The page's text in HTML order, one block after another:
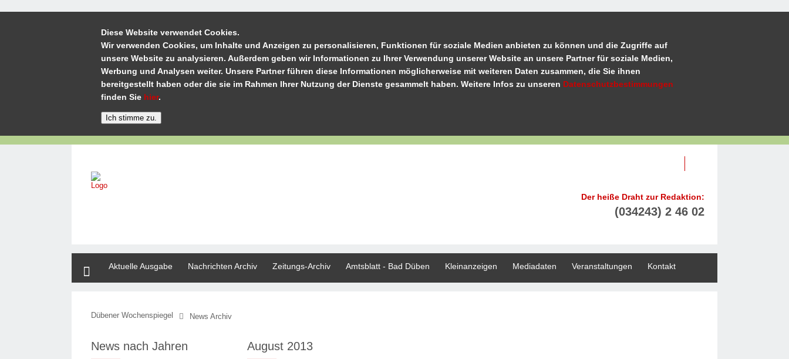
Diese Website verwendet Cookies.
Wir verwenden Cookies, um Inhalte und Anzeigen zu personalisieren, Funktionen für soziale Medien anbieten zu können und die Zugriffe auf
unsere Website zu analysieren. Außerdem geben wir Informationen zu Ihrer Verwendung unserer Website an unsere Partner für soziale Medien,
Werbung und Analysen weiter. Unsere Partner führen diese Informationen möglicherweise mit weiteren Daten zusammen, die Sie ihnen
bereitgestellt haben oder die sie im Rahmen Ihrer Nutzung der Dienste gesammelt haben. Weitere Infos zu unseren Datenschutzbestimmungen
finden Sie hier.
Der heiße Draht zur Redaktion:
(034243) 2 46 02
Aktuelle Ausgabe
Nachrichten Archiv Zeitungs-Archiv Amtsblatt - Bad Düben Kleinanzeigen Mediadaten Veranstaltungen Kontakt
Dübener Wochenspiegel News Archiv
August 2013
News nach Jahren